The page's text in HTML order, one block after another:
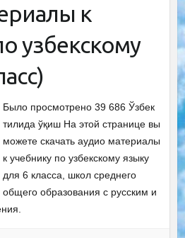
к
узбекскому
Было просмотрено 39 686 Ўзбек
тилида ўқиш На этой странице вы
можете скачать аудио материалы
к учебнику по узбекскому языку
для 6 класса, школ среднего
общего образования с русским и